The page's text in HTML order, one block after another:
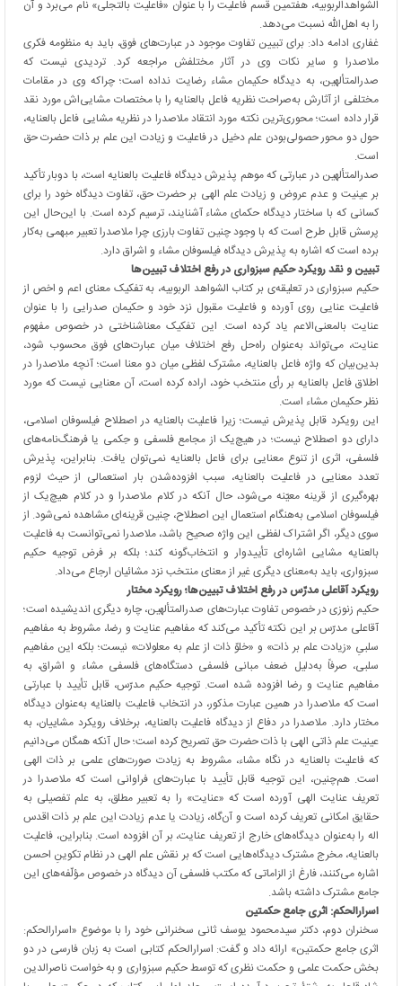
الشواهدالربوبیه، هفتمین قسم فاعلیت را با عنوان «فاعلیت بالتجلی» نام می‌برد و آن
را به اهل‌الله نسبت می‌دهد.
غفاری ادامه داد: برای تبیین تفاوت موجود در عبارت‌های فوق، باید به منظومه فکری
ملاصدرا و سایر نکات وی در آثار مختلفش مراجعه کرد. تردیدی نیست که
صدرالمتألهین، به دیدگاه حکیمان مشاء رضایت نداده است؛ چراکه وی در مقامات
مختلفی از آثارش به‌صراحت نظریه فاعل بالعنایه را با مختصات مشایی‌اش مورد نقد
قرار داده است؛ محوری‌ترین نکته مورد انتقاد ملاصدرا در نظریه‌ مشایی فاعل بالعنایه،
حول دو محور حصولی‌بودن علم دخیل در فاعلیت و زیادت این علم بر ذات حضرت حق
است.
صدرالمتألهین در عبارتی که موهم پذیرش دیدگاه فاعلیت بالعنایه است، با دوبار تأکید
بر عینیت و عدم عروض و زیادت علم الهی بر حضرت حق، تفاوت دیدگاه خود را برای
کسانی که با ساختار دیدگاه حکمای مشاء آشنایند، ترسیم کرده است. با این‌حال این
پرسش قابل طرح است که با وجود چنین تفاوت بارزی چرا ملاصدرا تعبیر مبهمی به‌کار
برده است که اشاره به پذیرش دیدگاه فیلسوفان مشاء و اشراق دارد.
تبیین و نقد رویکرد حکیم سبزواری در رفع اختلاف تبیین‌ها
حکیم سبزواری در تعلیقه‌ی بر کتاب الشواهد الربوبیه، به تفکیک معنای اعم و اخص از
فاعلیت عنایی روی آورده و فاعلیت مقبول نزد خود و حکیمان صدرایی را با عنوان
عنایت بالمعنی‌الاعم یاد کرده است. این تفکیک معناشناختی در خصوص مفهوم
عنایت، می‌تواند به‌عنوان راه‌حل رفع اختلاف میان عبارت‌های فوق محسوب شود،
بدین‌بیان که واژه فاعل بالعنایه، مشترک لفظی میان دو معنا است؛ آنچه ملاصدرا در
اطلاق فاعل بالعنایه بر رأی منتخب خود، اراده کرده است، آن معنایی نیست که مورد
نظر حکیمان مشاء است.
این رویکرد قابل پذیرش نیست؛ زیرا فاعلیت بالعنایه در اصطلاح فیلسوفان اسلامی،
دارای دو اصطلاح نیست؛ در هیچ‌یک از مجامع فلسفی و حِکمی یا فرهنگ‌نامه‌های
فلسفی، اثری از تنوع معنایی برای فاعل بالعنایه نمی‌توان یافت. بنابراین، پذیرش
تعدد معنایی در فاعلیت بالعنایه، سبب افزوده‌شدن بار استعمالی از حیث لزوم
بهره‌گیری از قرینه‌ معیّنه می‌شود، حال آنکه در کلام ملاصدرا و در کلام هیچ‌یک از
فیلسوفان اسلامی به‌هنگام استعمال این اصطلاح، چنین قرینه‌ای مشاهده نمی‌شود. از
سوی دیگر، اگر اشتراک لفظی این واژه صحیح باشد، ملاصدرا نمی‌توانست به فاعلیت
بالعنایه مشایی اشاره‌ای تأییدوار و انتخاب‌گونه کند؛ بلکه بر فرض توجیه حکیم
سبزواری، باید به‌معنای دیگری غیر از معنای منتخب نزد مشائیان ارجاع می‌داد.
رویکرد آقاعلی مدرّس در رفع اختلاف تبیین‌ها؛ رویکرد مختار
حکیم زنوزی در خصوص تفاوت عبارت‌های صدرالمتألهین، چاره دیگری اندیشیده است؛
آقاعلی مدرّس بر این نکته تأکید می‌کند که مفاهیم عنایت و رضا، مشروط به مفاهیم
سلبیِ «زیادت علم بر ذات» و «خلوّ ذات از علم به معلولات» نیست؛ بلکه این مفاهیم
سلبی، صرفاً به‌دلیل ضعف مبانی فلسفی دستگاه‌های فلسفی مشاء و اشراق، به
مفاهیم عنایت و رضا افزوده شده است. توجیه حکیم مدرّس، قابل تأیید با عبارتی
است که ملاصدرا در همین عبارت مذکور، در انتخاب فاعلیت بالعنایه به‌عنوان دیدگاه
مختار دارد. ملاصدرا در دفاع از دیدگاه فاعلیت بالعنایه، برخلاف رویکرد مشاییان، به
عینیت علم ذاتی الهی با ذات حضرت حق تصریح کرده است؛ حال آنکه همگان می‌دانیم
که فاعلیت بالعنایه در نگاه مشاء، مشروط به زیادت صورت‌های علمی بر ذات الهی
است. هم‌چنین، این توجیه قابل تأیید با عبارت‌های فراوانی است که ملاصدرا در
تعریف عنایت الهی آورده است که «عنایت» را به تعبیر مطلق، به علم تفصیلی به
حقایق امکانی تعریف کرده است و آن‌گاه، زیادت یا عدم زیادت این علم بر ذات اقدس
اله را به‌عنوان دیدگاه‌های خارج از تعریف عنایت، بر آن افزوده است. بنابراین، فاعلیت
بالعنایه، مخرج مشترک دیدگاه‌هایی است که بر نقش علم الهی در نظام تکوینِ احسن
اشاره می‌کنند، فارغ از الزاماتی که مکتب فلسفی آن دیدگاه در خصوص مؤلّفه‌های این
جامع مشترک داشته باشد.
اسرارالحکم: اثری جامع حکمتین
سخنران دوم، دکتر سیدمحمود یوسف ثانی سخنرانی خود را با موضوع «اسرارالحکم:
اثری جامع حکمتین» ارائه داد و گفت: اسرارالحکم کتابی است به زبان فارسی در دو
بخش حکمت علمی و حکمت نظری که توسط حکیم سبزواری و به خواست ناصرالدین